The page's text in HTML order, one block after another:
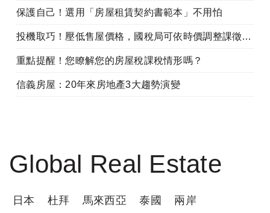
保護自己！選用「房屋租賃契約書範本」不用怕
投機取巧！壓低售屋價格，國稅局可依時價調整課徵營業稅
重點提醒！您瞭解您的房屋稅課稅情形嗎？
信義房屋：20年來房地產3大趨勢演變
Global Real Estate
日本 杜拜 馬來西亞 泰國 兩岸